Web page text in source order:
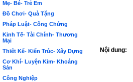
Mẹ- Bé- Trẻ Em
Đồ Chơi- Quà Tặng
Pháp Luật- Công Chứng
Kinh Tế- Tài Chính- Thương
Mại
Thiết Kế- Kiến Trúc- Xây Dựng
Cơ Khí- Luyện Kim- Khoáng
Sản
Công Nghiệp
Nội dung: